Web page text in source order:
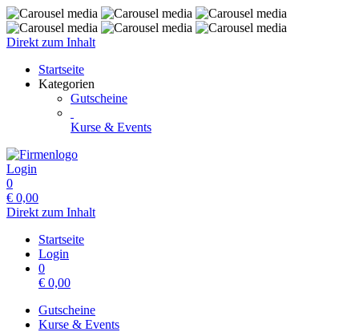
Direkt zum Inhalt
Startseite
Kategorien
Gutscheine
Kurse & Events
Login
0
€ 0,00
Direkt zum Inhalt
Startseite
Login
0
€ 0,00
Gutscheine
Kurse & Events